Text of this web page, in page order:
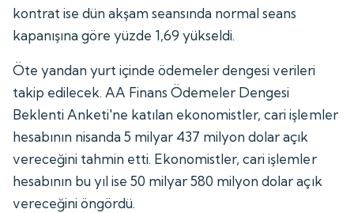
kontrat ise dün akşam seansında normal seans
kapanışına göre yüzde 1,69 yükseldi.
Öte yandan yurt içinde ödemeler dengesi verileri
takip edilecek. AA Finans Ödemeler Dengesi
Beklenti Anketi'ne katılan ekonomistler, cari işlemler
hesabının nisanda 5 milyar 437 milyon dolar açık
vereceğini tahmin etti. Ekonomistler, cari işlemler
hesabının bu yıl ise 50 milyar 580 milyon dolar açık
vereceğini öngördü.